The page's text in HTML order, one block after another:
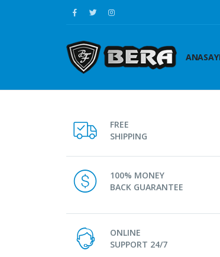
FREE
SHIPPING
100% MONEY
BACK GUARANTEE
ONLINE
SUPPORT 24/7